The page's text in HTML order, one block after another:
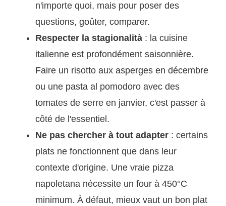
n'importe quoi, mais pour poser des
questions, goûter, comparer.
Respecter la stagionalità : la cuisine
italienne est profondément saisonnière.
Faire un risotto aux asperges en décembre
ou une pasta al pomodoro avec des
tomates de serre en janvier, c'est passer à
côté de l'essentiel.
Ne pas chercher à tout adapter : certains
plats ne fonctionnent que dans leur
contexte d'origine. Une vraie pizza
napoletana nécessite un four à 450°C
minimum. À défaut, mieux vaut un bon plat